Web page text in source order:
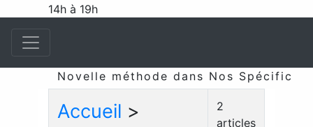
14h à 19h
Novelle méthode dans Nos
Accueil >
2
articles